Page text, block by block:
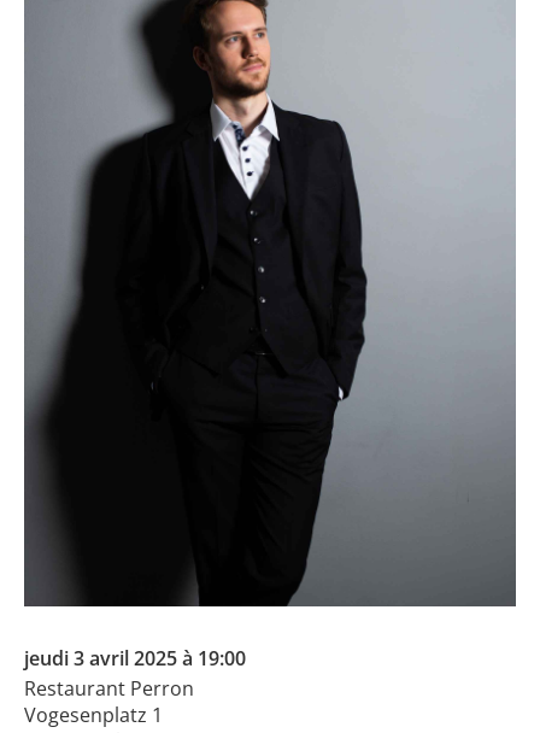
jeudi 3 avril 2025 à 19:00
Restaurant Perron
Vogesenplatz 1